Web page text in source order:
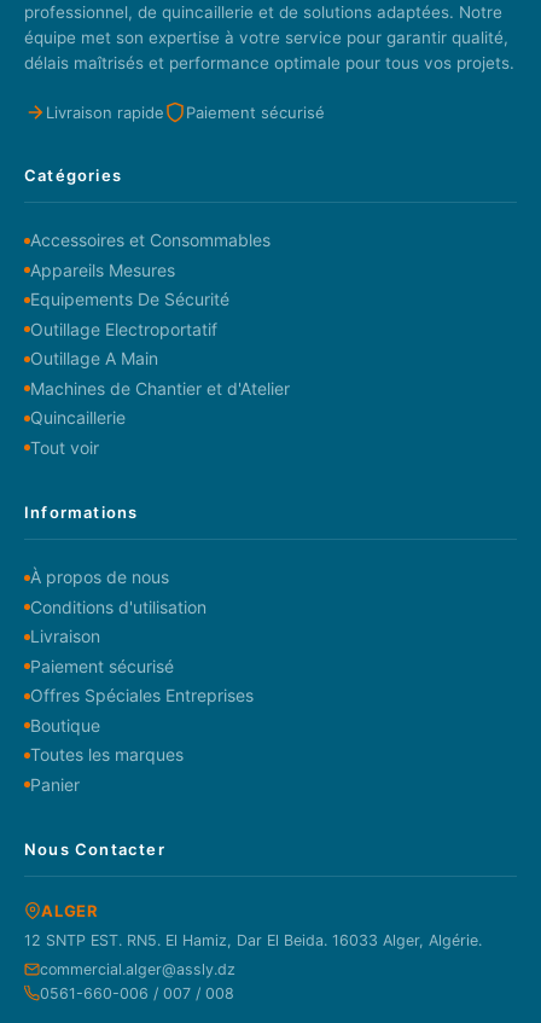
professionnel, de quincaillerie et de solutions adaptées. Notre
équipe met son expertise à votre service pour garantir qualité,
délais maîtrisés et performance optimale pour tous vos projets.
Livraison rapide Paiement sécurisé
Catégories
Accessoires et Consommables
Appareils Mesures
Equipements De Sécurité
Outillage Electroportatif
Outillage A Main
Machines de Chantier et d'Atelier
Quincaillerie
Tout voir
Informations
À propos de nous
Conditions d'utilisation
Livraison
Paiement sécurisé
Offres Spéciales Entreprises
Boutique
Toutes les marques
Panier
Nous Contacter
ALGER
12 SNTP EST. RN5. El Hamiz, Dar El Beida. 16033 Alger, Algérie.
commercial.alger@assly.dz
0561-660-006 / 007 / 008